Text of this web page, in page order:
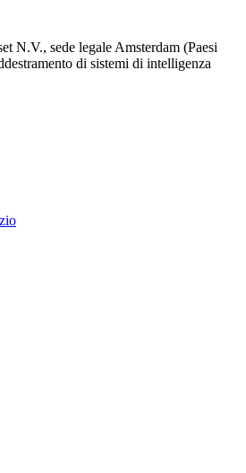
N.V., sede legale Amsterdam (Paesi
di sistemi di intelligenza